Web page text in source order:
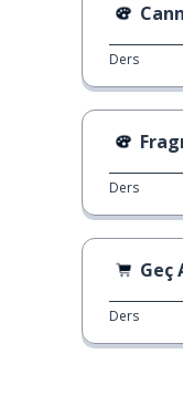
Ders
Ders
Geç
Ders